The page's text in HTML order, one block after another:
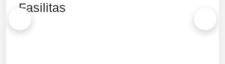
Fasilitas